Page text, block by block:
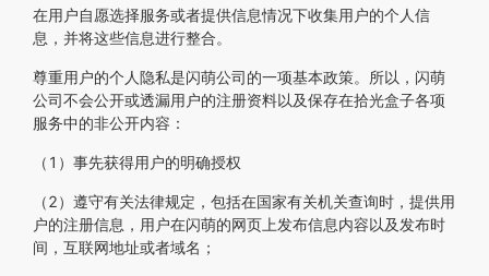
在用户自愿选择服务或者提供信息情况下收集用户的个人信
息，并将这些信息进行整合。
尊重用户的个人隐私是闪萌公司的一项基本政策。所以，闪萌
公司不会公开或透漏用户的注册资料以及保存在拾光盒子各项
服务中的非公开内容：
（1）事先获得用户的明确授权
（2）遵守有关法律规定，包括在国家有关机关查询时，提供用
户的注册信息，用户在闪萌的网页上发布信息内容以及发布时
间，互联网地址或者域名；